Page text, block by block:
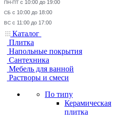
ПН-ПТ с 10:00 до 19:00
СБ с 10:00 до 18:00
ВС с 11:00 до 17:00
Каталог
Плитка
Напольные покрытия
Сантехника
Мебель для ванной
Растворы и смеси
По типу
Керамическая
плитка